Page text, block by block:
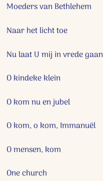
Moeders van Bethlehem
Naar het licht toe
Nu laat U mij in vrede gaan
O kindeke klein
O kom nu en jubel
O kom, o kom, Immanuël
O mensen, kom
One church